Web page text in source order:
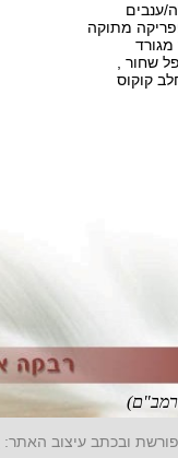
מתוקה
,
ובכתב עיצוב האתר: